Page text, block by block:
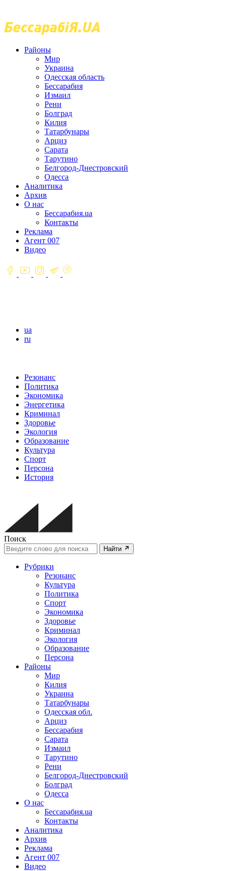
Районы
Мир
Украина
Одесская область
Бессарабия
Измаил
Рени
Болград
Килия
Татарбунары
Арциз
Сарата
Тарутино
Белгород-Днестровский
Одесса
Аналитика
Архив
О нас
Бессарабия.ua
Контакты
Реклама
Агент 007
Видео
ua
ru
Резонанс
Политика
Экономика
Энергетика
Криминал
Здоровье
Экология
Образование
Культура
Спорт
Персона
История
Поиск
Найти
Рубрики
Резонанс
Культура
Политика
Спорт
Экономика
Здоровье
Криминал
Экология
Образование
Персона
Районы
Мир
Килия
Украина
Татарбунары
Одесская обл.
Арциз
Бессарабия
Сарата
Измаил
Тарутино
Рени
Белгород-Днестровский
Болград
Одесса
О нас
Бессарабия.ua
Контакты
Аналитика
Архив
Реклама
Агент 007
Видео